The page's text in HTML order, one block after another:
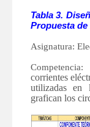
Tabla 3.
Propuesta
Asignatura:
corrientes
utilizadas en
grafican los